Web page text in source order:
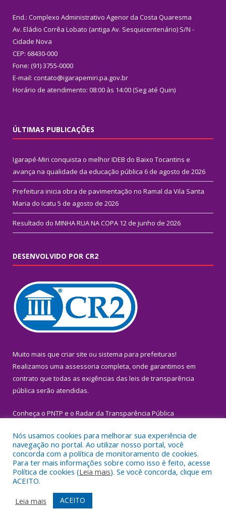
End.: Complexo Administrativo Agenor da Costa Quaresma
Av. Eládio Corrêa Lobato (antiga Av. Sesquicentenário) S/N -
Cidade Nova
CEP: 68430-000
Fone: (91) 3755-0000
E-mail: contato@igarapemiri.pa.gov.br
Horário de atendimento: 08:00 às 14:00 (Seg até Quin)
ÚLTIMAS PUBLICAÇÕES
Igarapé-Miri conquista o melhor IDEB do Baixo Tocantins e
avança na qualidade da educação pública 6 de agosto de 2026
Prefeitura inicia obra de pavimentação no Ramal da Vila Santa
Maria do Icatu 5 de agosto de 2026
Resultado do MINHA RUA NA COPA 12 de junho de 2026
DESENVOLVIDO POR CR2
Muito mais que criar site ou sistema para prefeituras!
Realizamos uma assessoria completa, onde garantimos em
contrato que todas as exigências das leis de transparência
pública serão atendidas.
Conheça o PNTP e o Radar da Transparência Pública
Todos os direitos reservados a Prefeitura Municipal de Igarapé-
Miri.
Mapa do Site
Acessar Área Administrativa
Acessar Webmail
Nós usamos cookies para melhorar sua experiência de
navegação no portal. Ao utilizar nosso portal, você
concorda com a política de monitoramento de cookies.
Para ter mais informações sobre como isso é feito, acesse
Política de cookies (Leia mais). Se você concorda, clique em
ACEITO.
Leia mais
ACEITO